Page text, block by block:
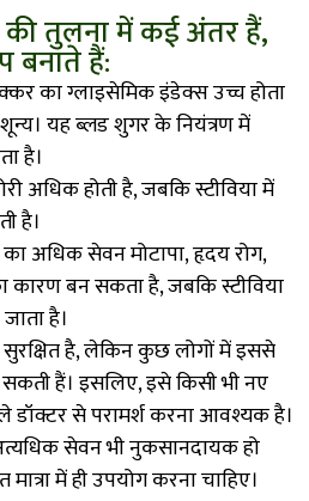
की तुलना में कई अंतर हैं,
बनाते हैं:
का ग्लाइसेमिक इंडेक्स उच्च होता
यह ब्लड शुगर के नियंत्रण में
है।
अधिक होती है,जबकि स्टीविया में
है।
का अधिक सेवन मोटापा,हृदय रोग,
कारण बन सकता है,जबकि स्टीविया
है।
है,लेकिन कुछ लोगों में इससे
सकती हैं। इसलिए,इसे किसी भी नए
से परामर्श करना आवश्यक है।
सेवन भी नुकसानदायक हो
में ही उपयोग करना चाहिए।